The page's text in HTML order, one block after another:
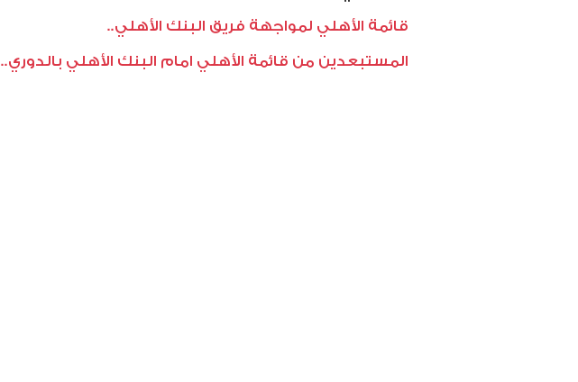
قائمة الأهلي لمواجهة فريق البنك الأهلي..
المستبعدين من قائمة الأهلي امام البنك الأهلي بالدوري..